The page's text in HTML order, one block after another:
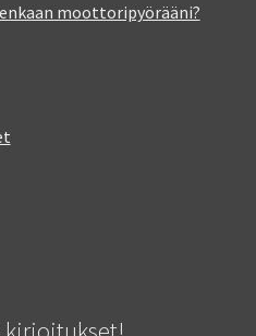
moottoripyörääni?